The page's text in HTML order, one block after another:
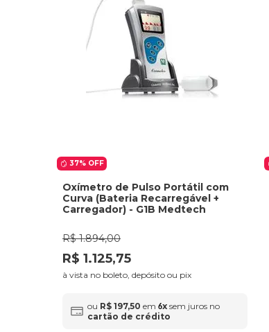
37% OFF
Oxímetro de Pulso Portátil com
Curva (Bateria Recarregável +
Carregador) - G1B Medtech
R$ 1.894,00
R$ 1.125,75
à vista no boleto, depósito ou pix
ou R$ 197,50 em 6x sem juros no
cartão de crédito